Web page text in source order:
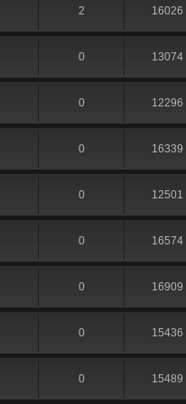
2 16026
0 13074
0 12296
0 16339
0 12501
0 16574
0 16909
0 15436
0 15489